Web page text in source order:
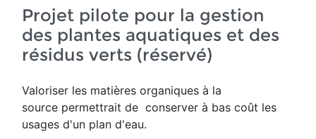
Projet pilote pour la gestion
des plantes aquatiques et des
résidus verts (réservé)
Valoriser les matières organiques à la
source permettrait de conserver à bas coût les
usages d'un plan d'eau.